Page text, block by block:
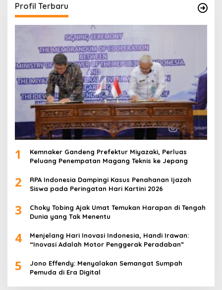
Profil Terbaru
1
Kemnaker Gandeng Prefektur Miyazaki, Perluas
Peluang Penempatan Magang Teknis ke Jepang
2
RPA Indonesia Dampingi Kasus Penahanan Ijazah
Siswa pada Peringatan Hari Kartini 2026
3
Choky Tobing Ajak Umat Temukan Harapan di Tengah
Dunia yang Tak Menentu
4
Menjelang Hari Inovasi Indonesia, Handi Irawan:
“Inovasi Adalah Motor Penggerak Peradaban”
5
Jono Effendy: Menyalakan Semangat Sumpah
Pemuda di Era Digital